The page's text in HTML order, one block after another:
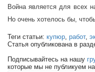
Война является для всех
Но очень хотелось бы,
Теги статьи: купюр работ,
Статья опубликована в
Подписывайтесь на нашу
которые мы не публикуем